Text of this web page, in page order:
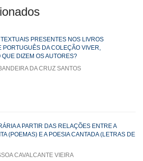
PRESENTES NOS LIVROS
PORTUGUÊS DA COLEÇÃO VIVER,
DIZEM OS AUTORES?
DA CRUZ SANTOS
A PARTIR DAS RELAÇÕES ENTRE A
(POEMAS) E A POESIA CANTADA (LETRAS DE
CAVALCANTE VIEIRA